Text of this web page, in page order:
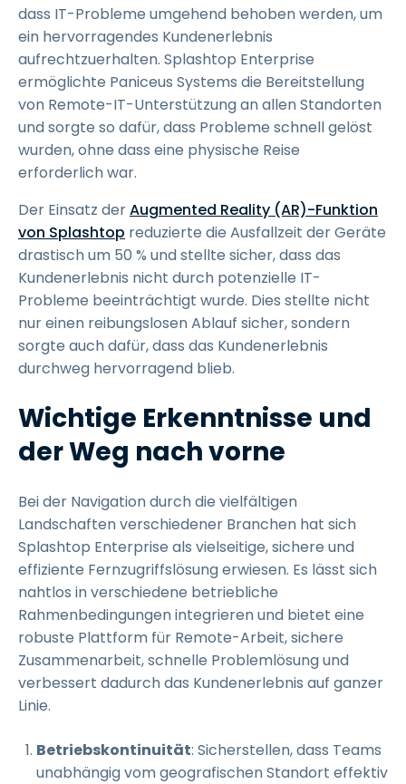
dass IT-Probleme umgehend behoben werden, um
ein hervorragendes Kundenerlebnis
aufrechtzuerhalten. Splashtop Enterprise
ermöglichte Paniceus Systems die Bereitstellung
von Remote-IT-Unterstützung an allen Standorten
und sorgte so dafür, dass Probleme schnell gelöst
wurden, ohne dass eine physische Reise
erforderlich war.
Der Einsatz derAugmented Reality (AR)-Funktion
von Splashtop reduzierte die Ausfallzeit der Geräte
drastisch um 50 % und stellte sicher, dass das
Kundenerlebnis nicht durch potenzielle IT-
Probleme beeinträchtigt wurde. Dies stellte nicht
nur einen reibungslosen Ablauf sicher, sondern
sorgte auch dafür, dass das Kundenerlebnis
durchweg hervorragend blieb.
Wichtige Erkenntnisse und
der Weg nach vorne
Bei der Navigation durch die vielfältigen
Landschaften verschiedener Branchen hat sich
Splashtop Enterprise als vielseitige, sichere und
effiziente Fernzugriffslösung erwiesen. Es lässt sich
nahtlos in verschiedene betriebliche
Rahmenbedingungen integrieren und bietet eine
robuste Plattform für Remote-Arbeit, sichere
Zusammenarbeit, schnelle Problemlösung und
verbessert dadurch das Kundenerlebnis auf ganzer
Linie.
Betriebskontinuität: Sicherstellen, dass Teams
unabhängig vom geografischen Standort effektiv